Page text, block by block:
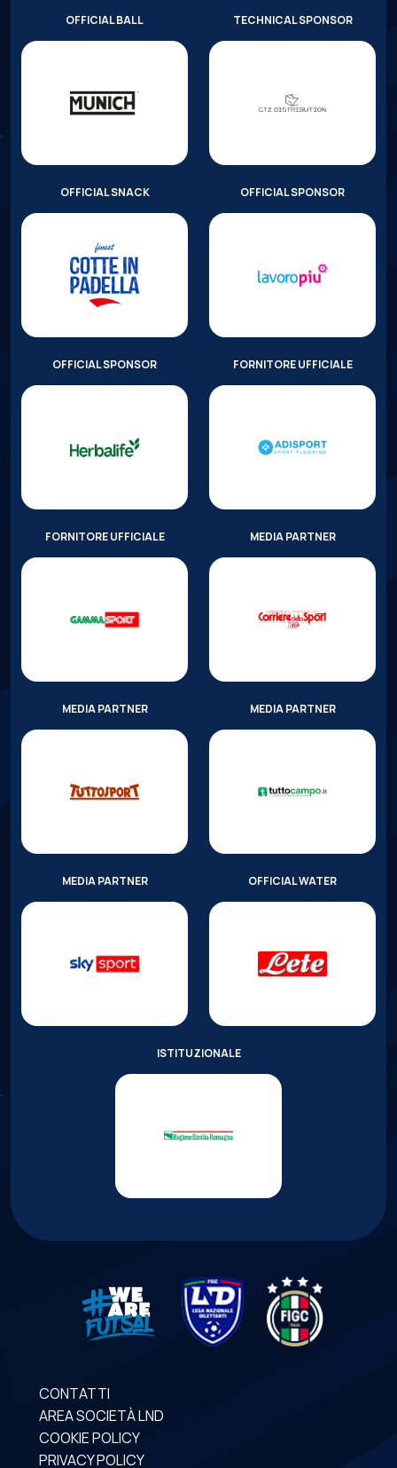
OFFICIAL BALL TECHNICAL SPONSOR
OFFICIAL SNACK OFFICIAL SPONSOR
OFFICIAL SPONSOR FORNITORE UFFICIALE
FORNITORE UFFICIALE MEDIA PARTNER
MEDIA PARTNER MEDIA PARTNER
MEDIA PARTNER OFFICIAL WATER
ISTITUZIONALE
CONTATTI
AREA SOCIETÀ LND
COOKIE POLICY
PRIVACY POLICY